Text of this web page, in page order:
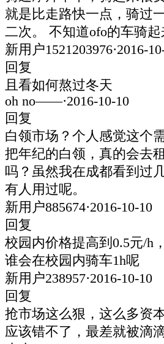
就是比走路快一点，骑过
二次。 不知道ofo的车骑
新用户1521203976·2016-
回复
且看如何熬过冬天
oh no——·2016-10-10
回复
白领市场？个人感觉这个
把年纪的白领，真的会去
吗？虽然我在成都看到过
有人用过呢。
新用户885674·2016-10-10
回复
校园内价格提高到0.5元/h
谁会在校园内骑车1h呢
新用户238957·2016-10-10
回复
抢市场这么狠，这么多资
应该错不了，最差就被滴